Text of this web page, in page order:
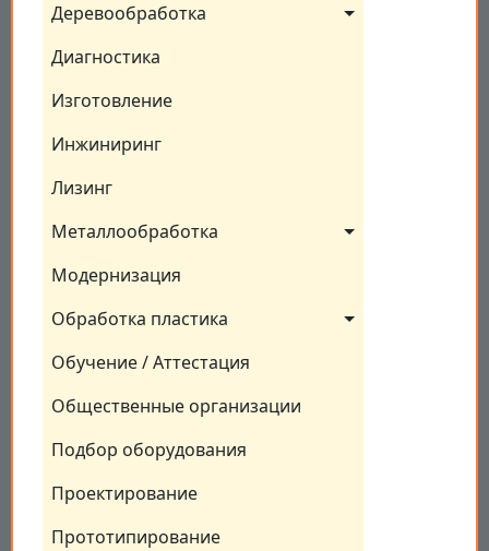
Деревообработка
Диагностика
Изготовление
Инжиниринг
Лизинг
Металлообработка
Модернизация
Обработка пластика
Обучение / Аттестация
Общественные организации
Подбор оборудования
Проектирование
Прототипирование